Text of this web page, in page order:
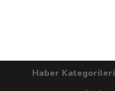
Haber Kategorileri